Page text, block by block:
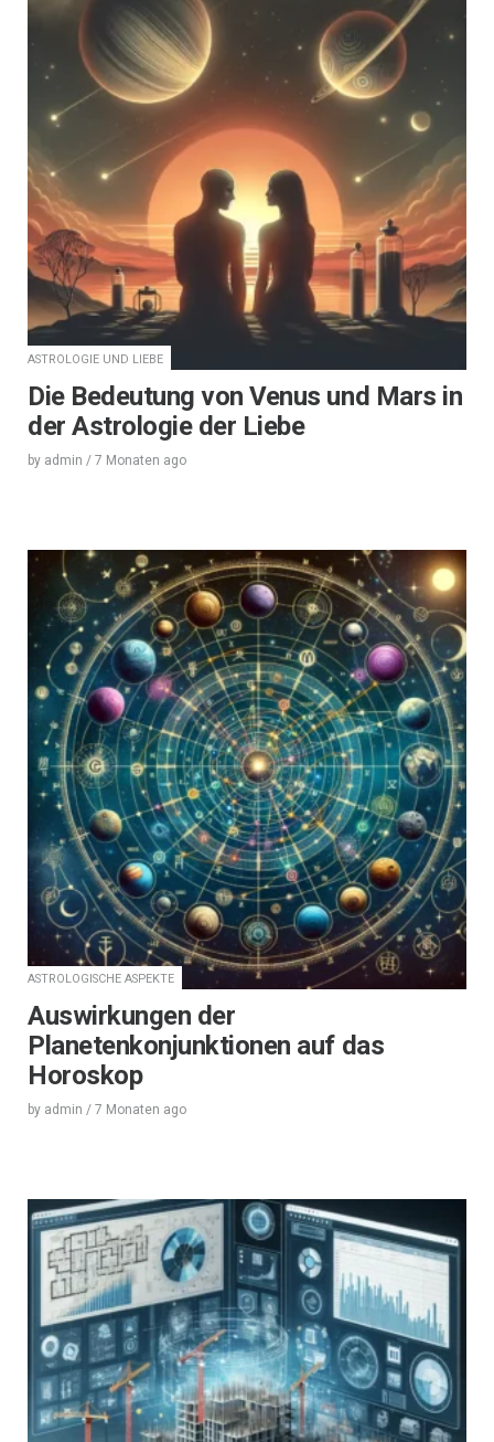
ASTROLOGIE UND LIEBE
Die Bedeutung von Venus und Mars in
der Astrologie der Liebe
by admin / 7 Monaten ago
ASTROLOGISCHE ASPEKTE
Auswirkungen der
Planetenkonjunktionen auf das
Horoskop
by admin / 7 Monaten ago